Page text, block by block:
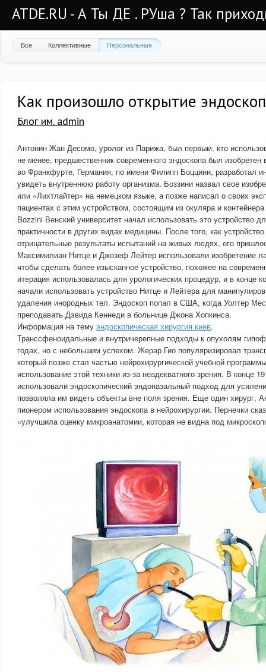
ATDE.RU - А Ты ДЕ . РУша ? Так
Все Коллективные Персональные
Как произошло открытие
Блог им. admin
Антонин Жан Десомо, уролог из Парижа, был первым, кто
не менее, предшественник современного эндоскопа был изобретен
во Франкфурте, Германия, по имени Филипп Боццини, разработал
увидеть внутреннюю работу организма. Боззини назвал свое
или «Лихтлайтер» на немецком языке, а позже написал о своих
пациентах с этим устройством, состоящим из окуляра и
Bozzini Венский университет начал использовать это устройство
практичности в других видах медицины. После того, как
отрицательные результаты испытаний на живых людях, его
Максимилиан Нитце и Джозеф Лейтер использовали изобретение
чтобы сделать более изысканное устройство, похожее на
итерация использовалась для урологических процедур, и в конце
начали использовать устройство Нитце и Лейтера для
удаления инородных тел. Эндоскоп попал в США, когда Уолтер
преподавать Дэвида Кеннеди в больнице Джона Хопкинса.
Информация на тему эндоскопическая хирургия киев.
Транссфеноидальные и внутричерепные подходы к опухолям
годах, но с небольшим успехом. Жерар Гио популяризировал
который позже стал частью нейрохирургической учебной
использование этой техники из-за неадекватного зрения. В конце
использовали эндоскопический эндоназальный подход для
позволяла им видеть объекты вне поля зрения. Еще один хирург,
пионером использования эндоскопа в нейрохирургии. Пернечки
«улучшила оценку микроанатомии, которая не видна под